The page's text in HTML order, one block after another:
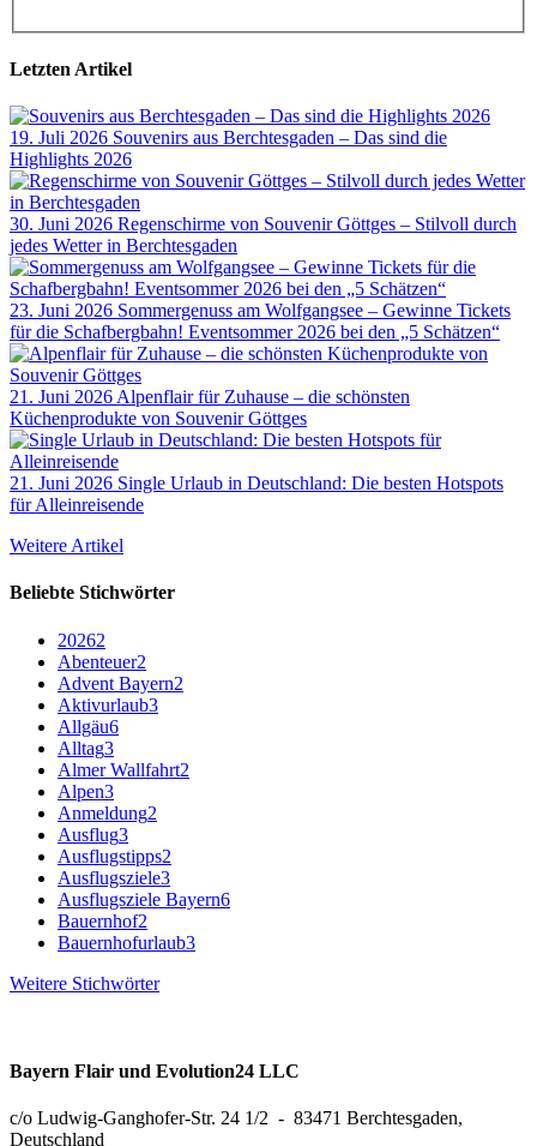
Letzten Artikel
19. Juli 2026 Souvenirs aus Berchtesgaden – Das sind die
Highlights 2026
30. Juni 2026 Regenschirme von Souvenir Göttges – Stilvoll durch
jedes Wetter in Berchtesgaden
23. Juni 2026 Sommergenuss am Wolfgangsee – Gewinne Tickets
für die Schafbergbahn! Eventsommer 2026 bei den „5 Schätzen“
21. Juni 2026 Alpenflair für Zuhause – die schönsten
Küchenprodukte von Souvenir Göttges
21. Juni 2026 Single Urlaub in Deutschland: Die besten Hotspots
für Alleinreisende
Weitere Artikel
Beliebte Stichwörter
20262
Abenteuer2
Advent Bayern2
Aktivurlaub3
Allgäu6
Alltag3
Almer Wallfahrt2
Alpen3
Anmeldung2
Ausflug3
Ausflugstipps2
Ausflugsziele3
Ausflugsziele Bayern6
Bauernhof2
Bauernhofurlaub3
Weitere Stichwörter
Bayern Flair und Evolution24 LLC
c/o Ludwig-Ganghofer-Str. 24 1/2 - 83471 Berchtesgaden,
Deutschland